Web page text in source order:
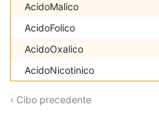
AcidoMalico
AcidoFolico
AcidoOxalico
AcidoNicotinico
‹ Cibo precedente